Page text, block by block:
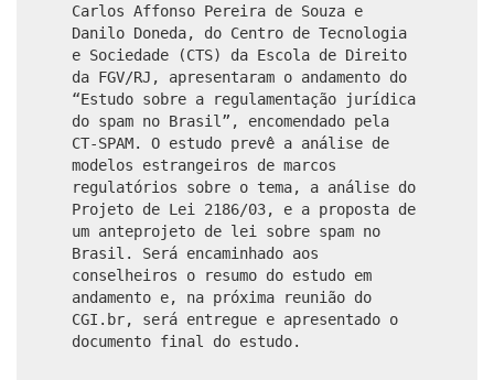
Carlos Affonso Pereira de Souza e
Danilo Doneda, do Centro de Tecnologia
e Sociedade (CTS) da Escola de Direito
da FGV/RJ, apresentaram o andamento do
“Estudo sobre a regulamentação jurídica
do spam no Brasil”, encomendado pela
CT-SPAM. O estudo prevê a análise de
modelos estrangeiros de marcos
regulatórios sobre o tema, a análise do
Projeto de Lei 2186/03, e a proposta de
um anteprojeto de lei sobre spam no
Brasil. Será encaminhado aos
conselheiros o resumo do estudo em
andamento e, na próxima reunião do
CGI.br, será entregue e apresentado o
documento final do estudo.